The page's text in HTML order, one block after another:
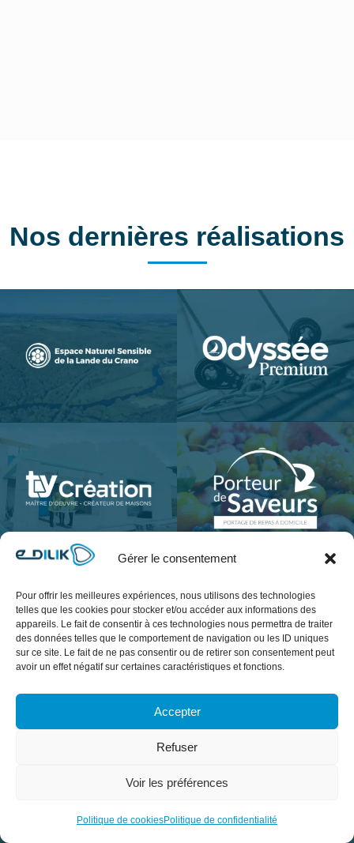
Gérer le consentement
Pour offrir les meilleures expériences, nous utilisons des technologies
telles que les cookies pour stocker et/ou accéder aux informations des
appareils. Le fait de consentir à ces technologies nous permettra de traiter
des données telles que le comportement de navigation ou les ID uniques
sur ce site. Le fait de ne pas consentir ou de retirer son consentement peut
avoir un effet négatif sur certaines caractéristiques et fonctions.
Accepter
Refuser
Voir les préférences
Politique de cookiesPolitique de confidentialité
Nos dernières réalisations